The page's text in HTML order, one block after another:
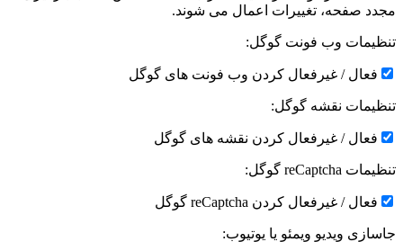
مجدد صفحه، تغییرات اعمال می شوند.
تنظیمات وب فونت گوگل:
فعال / غیرفعال کردن وب فونت های گوگل
تنظیمات نقشه گوگل:
فعال / غیرفعال کردن نقشه های گوگل
تنظیمات reCaptcha گوگل:
فعال / غیرفعال کردن reCaptcha گوگل
جاسازی ویدیو ویمئو یا یوتیوب: